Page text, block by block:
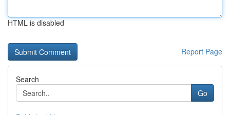
HTML is disabled
Report Page
Search
Go